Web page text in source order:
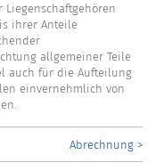
ihrer Anteile
allgemeiner Teile
auch für die Aufteilung
einvernehmlich von
Abrechnung >